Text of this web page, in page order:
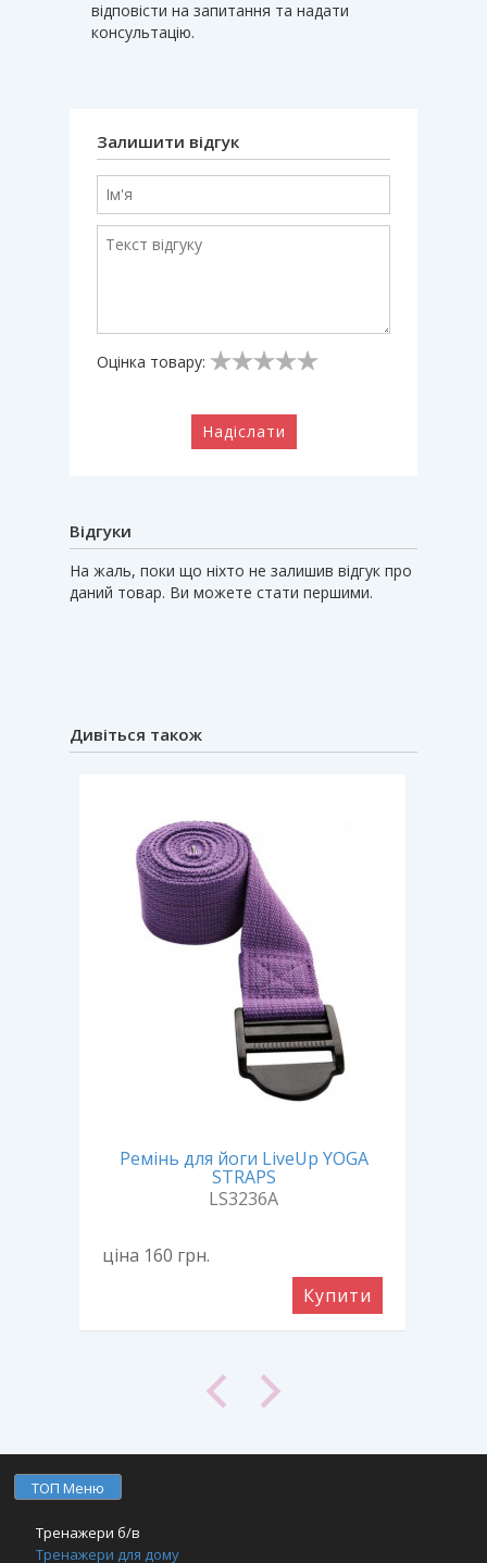
відповісти на запитання та надати
консультацію.
Залишити відгук
Оцінка товару:
Надіслати
Відгуки
На жаль, поки що ніхто не залишив відгук про
даний товар. Ви можете стати першими.
Дивіться також
Ремінь для йоги LiveUp YOGA
STRAPS
LS3236A
ціна 160 грн.
Купити
ТОП Меню
Тренажери б/в
Тренажери для дому